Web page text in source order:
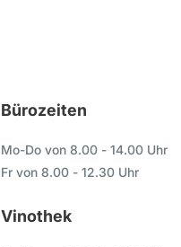
Bürozeiten
Mo-Do von 8.00 - 14.00 Uhr
Fr von 8.00 - 12.30 Uhr
Vinothek